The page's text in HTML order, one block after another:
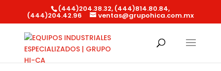
(444)204.38.32, (444)814.80.84,
(444)204.42.96 ventas@grupohica.com.mx